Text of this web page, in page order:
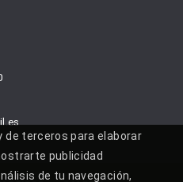
de terceros para elaborar
publicidad
de tu navegación,